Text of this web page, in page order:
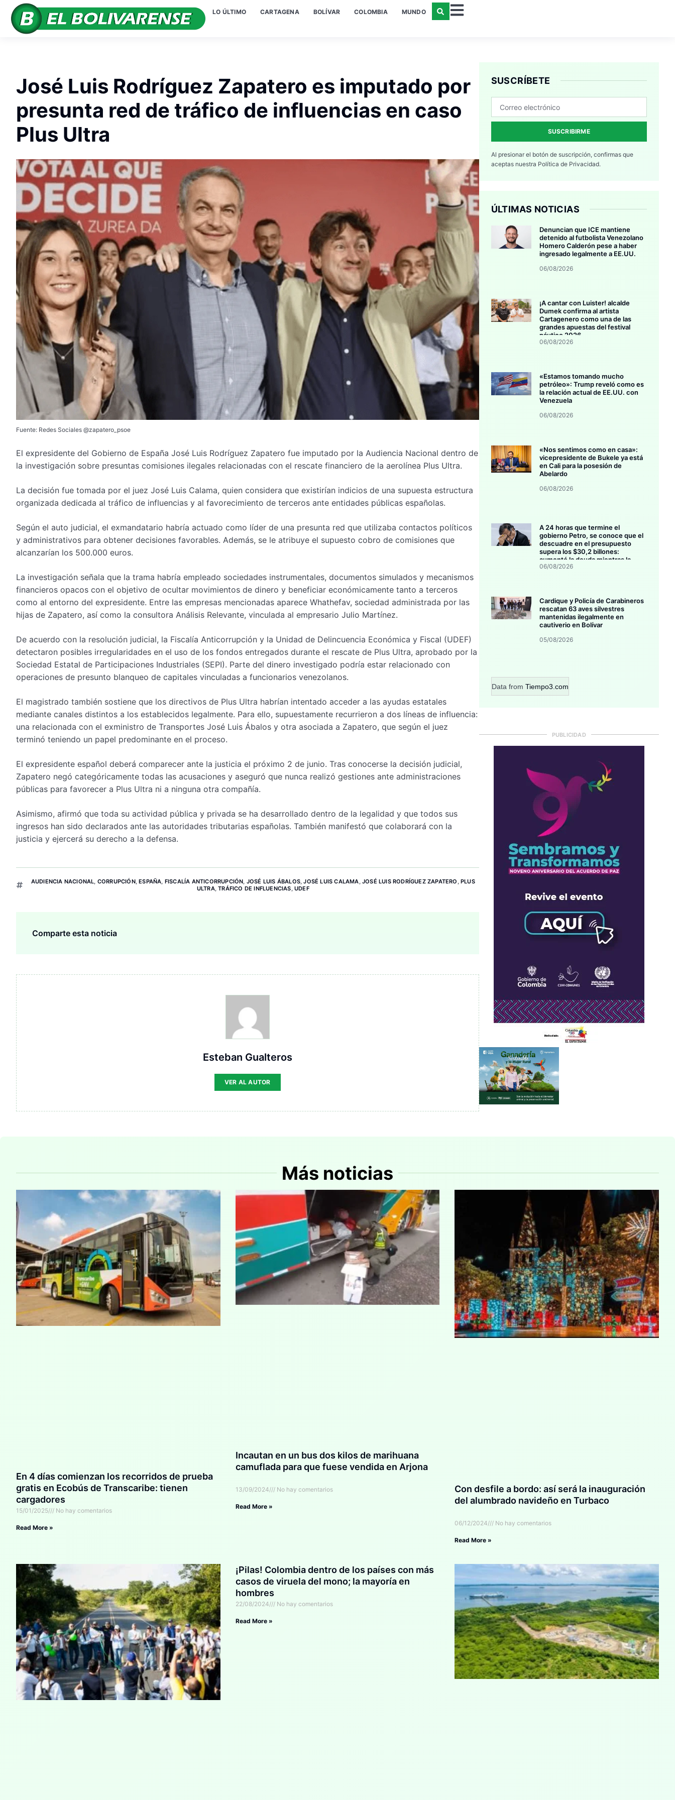
LO ÚLTIMO CARTAGENA BOLÍVAR COLOMBIA MUNDO
José Luis Rodríguez Zapatero es imputado por
presunta red de tráfico de influencias en caso
Plus Ultra
Fuente: Redes Sociales @zapatero_psoe
El expresidente del Gobierno de España José Luis Rodríguez Zapatero fue imputado por la Audiencia Nacional dentro de
la investigación sobre presuntas comisiones ilegales relacionadas con el rescate financiero de la aerolínea Plus Ultra.
La decisión fue tomada por el juez José Luis Calama, quien considera que existirían indicios de una supuesta estructura
organizada dedicada al tráfico de influencias y al favorecimiento de terceros ante entidades públicas españolas.
Según el auto judicial, el exmandatario habría actuado como líder de una presunta red que utilizaba contactos políticos
y administrativos para obtener decisiones favorables. Además, se le atribuye el supuesto cobro de comisiones que
alcanzarían los 500.000 euros.
La investigación señala que la trama habría empleado sociedades instrumentales, documentos simulados y mecanismos
financieros opacos con el objetivo de ocultar movimientos de dinero y beneficiar económicamente tanto a terceros
como al entorno del expresidente. Entre las empresas mencionadas aparece Whathefav, sociedad administrada por las
hijas de Zapatero, así como la consultora Análisis Relevante, vinculada al empresario Julio Martínez.
De acuerdo con la resolución judicial, la Fiscalía Anticorrupción y la Unidad de Delincuencia Económica y Fiscal (UDEF)
detectaron posibles irregularidades en el uso de los fondos entregados durante el rescate de Plus Ultra, aprobado por la
Sociedad Estatal de Participaciones Industriales (SEPI). Parte del dinero investigado podría estar relacionado con
operaciones de presunto blanqueo de capitales vinculadas a funcionarios venezolanos.
El magistrado también sostiene que los directivos de Plus Ultra habrían intentado acceder a las ayudas estatales
mediante canales distintos a los establecidos legalmente. Para ello, supuestamente recurrieron a dos líneas de influencia:
una relacionada con el exministro de Transportes José Luis Ábalos y otra asociada a Zapatero, que según el juez
terminó teniendo un papel predominante en el proceso.
El expresidente español deberá comparecer ante la justicia el próximo 2 de junio. Tras conocerse la decisión judicial,
Zapatero negó categóricamente todas las acusaciones y aseguró que nunca realizó gestiones ante administraciones
públicas para favorecer a Plus Ultra ni a ninguna otra compañía.
Asimismo, afirmó que toda su actividad pública y privada se ha desarrollado dentro de la legalidad y que todos sus
ingresos han sido declarados ante las autoridades tributarias españolas. También manifestó que colaborará con la
justicia y ejercerá su derecho a la defensa.
AUDIENCIA NACIONAL, CORRUPCIÓN,ESPAÑA, FISCALÍA ANTICORRUPCIÓN, JOSÉ LUIS ÁBALOS,JOSÉ LUIS CALAMA,JOSÉ LUIS RODRÍGUEZ ZAPATERO ,PLUS
ULTRA,TRÁFICO DE INFLUENCIAS, UDEF
Comparte esta noticia
Esteban Gualteros
VER AL AUTOR
SUSCRÍBETE
SUSCRIBIRME
Al presionar el botón de suscripción, confirmas que
aceptas nuestra Política de Privacidad.
ÚLTIMAS NOTICIAS
Denuncian que ICE mantiene
detenido al futbolista Venezolano
Homero Calderón pese a haber
ingresado legalmente a EE.UU.
06/08/2026
¡A cantar con Luister! alcalde
Dumek confirma al artista
Cartagenero como una de las
grandes apuestas del festival
náutico 2026
06/08/2026
«Estamos tomando mucho
petróleo»: Trump reveló como es
la relación actual de EE.UU. con
Venezuela
06/08/2026
«Nos sentimos como en casa»:
vicepresidente de Bukele ya está
en Cali para la posesión de
Abelardo
06/08/2026
A 24 horas que termine el
gobierno Petro, se conoce que el
descuadre en el presupuesto
supera los $30,2 billones:
aumentó la deuda mientras la
inversión se estanca
06/08/2026
Cardique y Policía de Carabineros
rescatan 63 aves silvestres
mantenidas ilegalmente en
cautiverio en Bolívar
05/08/2026
Data from Tiempo3.com
PUBLICIDAD
Más noticias
En 4 días comienzan los recorridos de prueba
gratis en Ecobús de Transcaribe: tienen
cargadores
15/01/2025 No hay comentarios
Read More »
Incautan en un bus dos kilos de marihuana
camuflada para que fuese vendida en Arjona
13/09/2024 No hay comentarios
Read More »
Con desfile a bordo: así será la inauguración
del alumbrado navideño en Turbaco
06/12/2024 No hay comentarios
Read More »
¡Pilas! Colombia dentro de los países con más
casos de viruela del mono; la mayoría en
hombres
22/08/2024 No hay comentarios
Read More »